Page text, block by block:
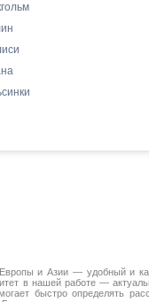
и Азии — удобный и
в нашей работе —
быстро определять